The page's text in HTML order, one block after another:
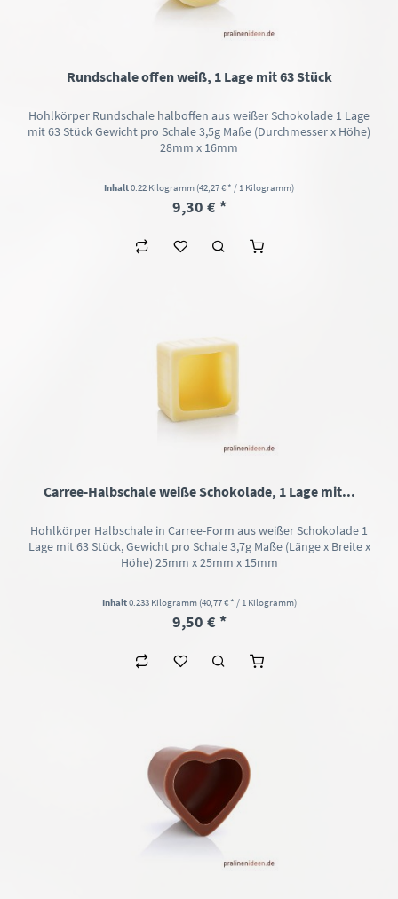
Rundschale offen weiß, 1 Lage mit 63 Stück
Hohlkörper Rundschale halboffen aus weißer Schokolade 1 Lage
mit 63 Stück Gewicht pro Schale 3,5g Maße (Durchmesser x Höhe)
28mm x 16mm
Inhalt0.22 Kilogramm (42,27 € * / 1 Kilogramm)
9,30 € *
Carree-Halbschale weiße Schokolade, 1 Lage mit...
Hohlkörper Halbschale in Carree-Form aus weißer Schokolade 1
Lage mit 63 Stück, Gewicht pro Schale 3,7g Maße (Länge x Breite x
Höhe) 25mm x 25mm x 15mm
Inhalt0.233 Kilogramm (40,77 € * / 1 Kilogramm)
9,50 € *